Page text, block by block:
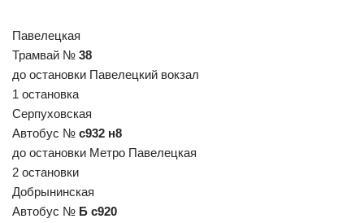
Павелецкая
Трамвай № 38
до остановки Павелецкий вокзал
1 остановка
Серпуховская
Автобус № с932 н8
до остановки Метро Павелецкая
2 остановки
Добрынинская
Автобус № Б с920